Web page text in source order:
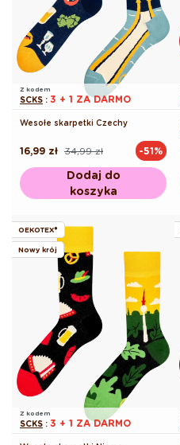
Z kodem
SCKS : 3 + 1 ZA DARMO
Wesołe skarpetki Czechy
Cena
34,99 zł
Cena
16,99 zł -51%
Dodaj do
koszyka
OEKOTEX®
Nowy krój
Z kodem
SCKS : 3 + 1 ZA DARMO